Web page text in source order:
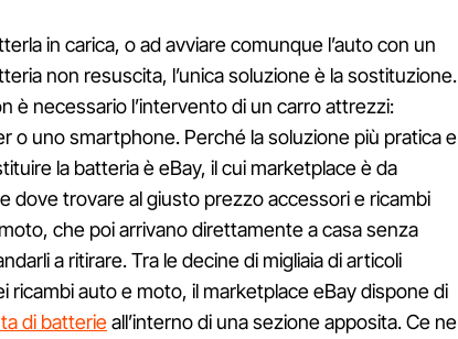
in carica, o ad avviare comunque l’auto con un
non resuscita, l’unica soluzione è la sostituzione.
è necessario l’intervento di un carro attrezzi:
o uno smartphone. Perché la soluzione più pratica e
la batteria è eBay, il cui marketplace è da
dove trovare al giusto prezzo accessori e ricambi
che poi arrivano direttamente a casa senza
a ritirare. Tra le decine di migliaia di articoli
ricambi auto e moto, il marketplace eBay dispone di
di batterieall’interno di una sezione apposita. Ce ne